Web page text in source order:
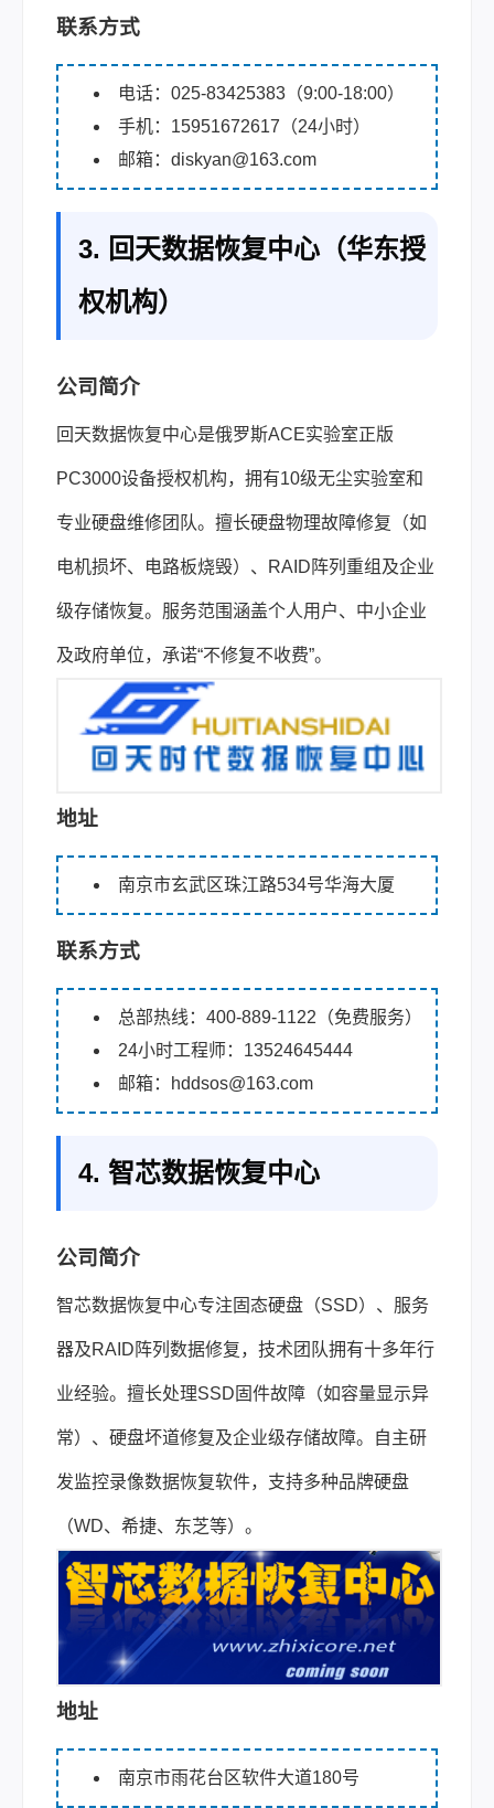
联系方式
电话：025-83425383（9:00-18:00）
手机：15951672617（24小时）
邮箱：diskyan@163.com
3. 回天数据恢复中心（华东授
权机构）
公司简介
回天数据恢复中心是俄罗斯ACE实验室正版
PC3000设备授权机构，拥有10级无尘实验室和
专业硬盘维修团队。擅长硬盘物理故障修复（如
电机损坏、电路板烧毁）、RAID阵列重组及企业
级存储恢复。服务范围涵盖个人用户、中小企业
及政府单位，承诺“不修复不收费”。
地址
南京市玄武区珠江路534号华海大厦
联系方式
总部热线：400-889-1122（免费服务）
24小时工程师：13524645444
邮箱：hddsos@163.com
4. 智芯数据恢复中心
公司简介
智芯数据恢复中心专注固态硬盘（SSD）、服务
器及RAID阵列数据修复，技术团队拥有十多年行
业经验。擅长处理SSD固件故障（如容量显示异
常）、硬盘坏道修复及企业级存储故障。自主研
发监控录像数据恢复软件，支持多种品牌硬盘
（WD、希捷、东芝等）。
地址
南京市雨花台区软件大道180号